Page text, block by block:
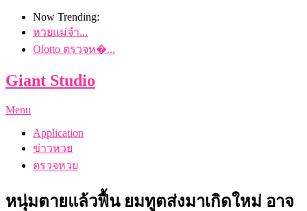
Now Trending:
หวยแม่จำ...
Olotto ตรวจห�...
Giant Studio
Menu
Application
ข่าวหวย
ตรวจหวย
หนุ่มตายแล้วฟื้น ยมทูตส่งมาเกิดใหม่ อาจ